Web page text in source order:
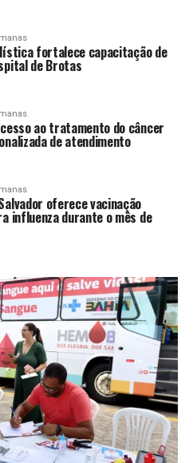
fortalece capacitação de
de Brotas
ao tratamento do câncer
de atendimento
oferece vacinação
influenza durante o mês de